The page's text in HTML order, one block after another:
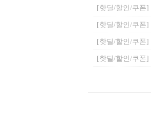
[핫딜/할인/쿠폰]
[핫딜/할인/쿠폰]
[핫딜/할인/쿠폰]
[핫딜/할인/쿠폰]